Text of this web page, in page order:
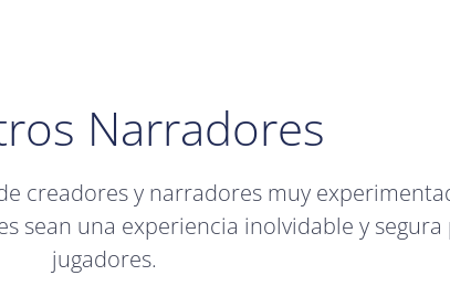
Narradores
creadores y narradores muy
sean una experiencia inolvidable y
jugadores.